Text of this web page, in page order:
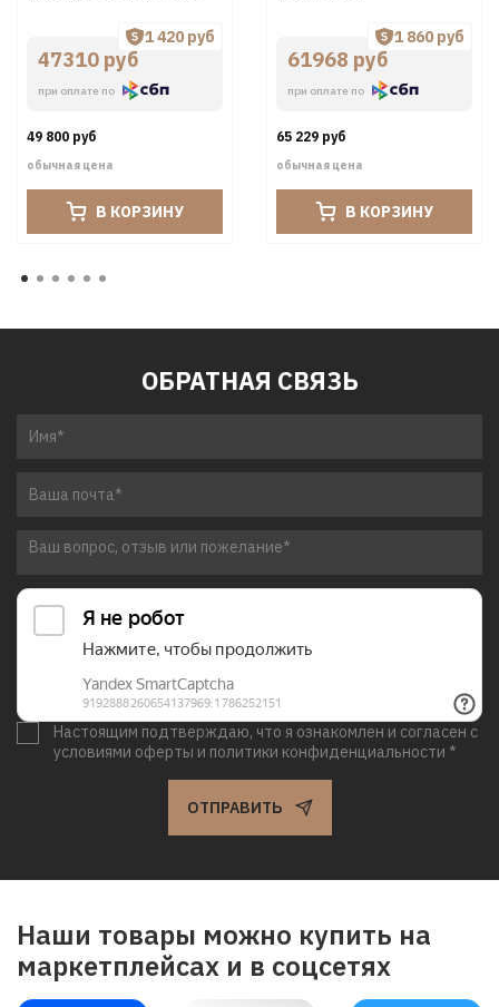
47310 руб
при оплате по
1 420 руб
49 800 руб
обычная цена
В КОРЗИНУ
61968 руб
при оплате по
1 860 руб
65 229 руб
обычная цена
В КОРЗИНУ
ОБРАТНАЯ СВЯЗЬ
Настоящим подтверждаю, что я ознакомлен и согласен с
условиями оферты и политики конфиденциальности *
ОТПРАВИТЬ
Наши товары можно купить на
маркетплейсах и в соцсетях